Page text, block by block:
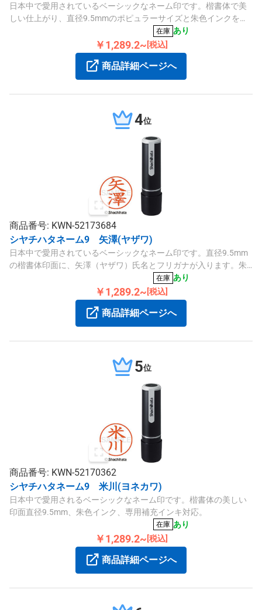
日本中で愛用されているベーシックなネーム印です。楷書体で美
しい仕上がり、直径9.5mmのポピュラーサイズと朱色インクを採
在庫 あり
￥1,289.2~ [税込]
商品詳細ページへ
4位
商品番号: KWN-52173684
シヤチハタネーム9 矢澤(ヤザワ)
日本中で愛用されているベーシックなネーム印です。直径9.5mm
の楷書体印面に、矢澤（ヤザワ）氏名とフリガナが入ります。朱
在庫 あり
￥1,289.2~ [税込]
商品詳細ページへ
5位
商品番号: KWN-52170362
シヤチハタネーム9 米川(ヨネカワ)
日本中で愛用されるベーシックなネーム印です。楷書体の美しい
印面直径9.5mm、朱色インク、専用補充インキ対応。
在庫 あり
￥1,289.2~ [税込]
商品詳細ページへ